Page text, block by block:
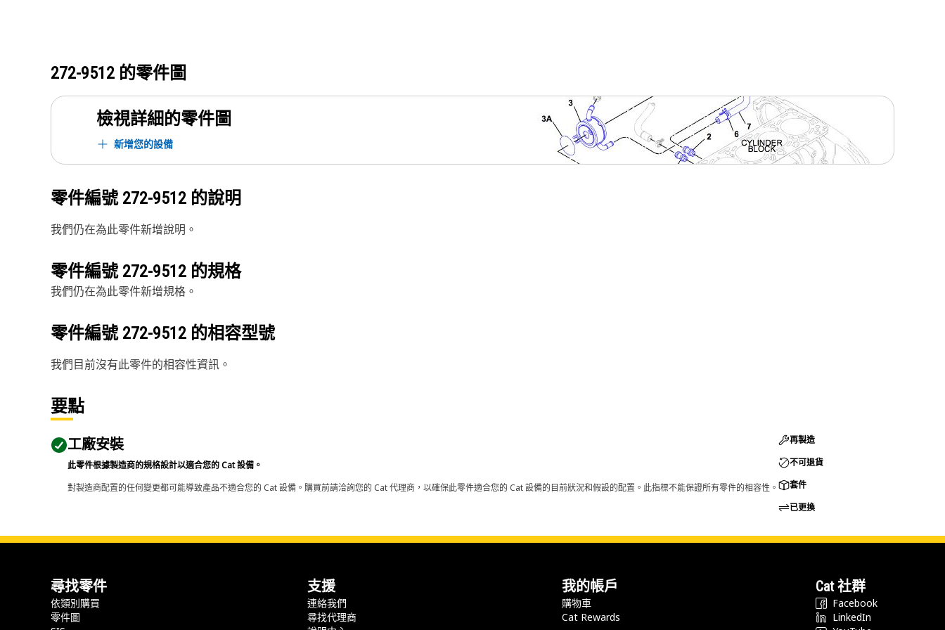
272-9512 的零件圖
檢視詳細的零件圖
新增您的設備
零件編號 272-9512 的說明
我們仍在為此零件新增說明。
零件編號 272-9512 的規格
我們仍在為此零件新增規格。
零件編號 272-9512 的相容型號
我們目前沒有此零件的相容性資訊。
要點
工廠安裝
此零件根據製造商的規格設計以適合您的 Cat 設備。
對製造商配置的任何變更都可能導致產品不適合您的 Cat 設備。購買前請洽詢您的 Cat 代理商，以確保此零件適合您的 Cat 設備的目前狀況和假設的配置。此指標不能保證所有零件的相容性。
再製造
不可退貨
套件
已更換
尋找零件
依類別購買
零件圖
支援
連絡我們
尋找代理商
我的帳戶
購物車
Cat Rewards
Cat 社群
Facebook
LinkedIn